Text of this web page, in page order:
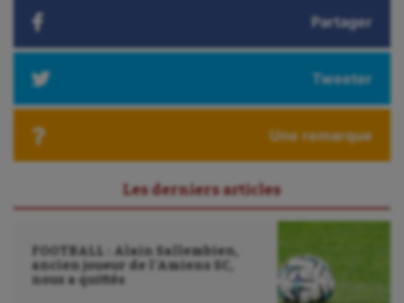
Partager
Tweeter
Une remarque
Les derniers articles
FOOTBALL : Alain Sallembien,
ancien joueur de l’Amiens SC,
nous a quittés